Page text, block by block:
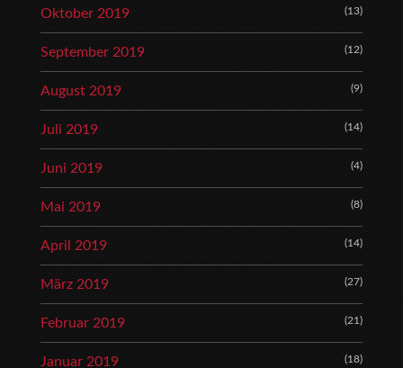
Oktober 2019 (13)
September 2019 (12)
August 2019 (9)
Juli 2019 (14)
Juni 2019 (4)
Mai 2019 (8)
April 2019 (14)
März 2019 (27)
Februar 2019 (21)
Januar 2019 (18)